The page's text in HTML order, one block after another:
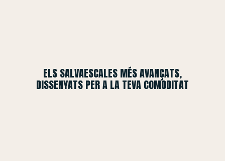
ELS SALVAESCALES MÉS AVANÇATS,
DISSENYATS PER A LA TEVA COMODITAT